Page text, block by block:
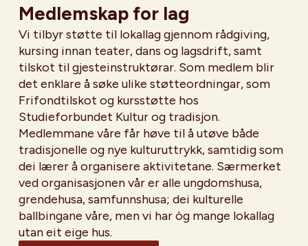
Medlemskap for lag
Vi tilbyr støtte til lokallag gjennom rådgiving,
kursing innan teater, dans og lagsdrift, samt
tilskot til gjesteinstruktørar. Som medlem blir
det enklare å søke ulike støtteordningar, som
Frifondtilskot og kursstøtte hos
Studieforbundet Kultur og tradisjon.
Medlemmane våre får høve til å utøve både
tradisjonelle og nye kulturuttrykk, samtidig som
dei lærer å organisere aktivitetane. Særmerket
ved organisasjonen vår er alle ungdomshusa,
grendehusa, samfunnshusa; dei kulturelle
ballbingane våre, men vi har òg mange lokallag
utan eit eige hus.